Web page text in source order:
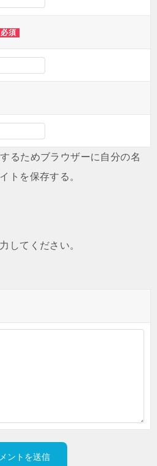
必須
るためブラウザーに自分の名
トを保存する。
してください。